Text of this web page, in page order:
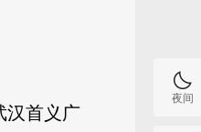
汉首义广
夜间